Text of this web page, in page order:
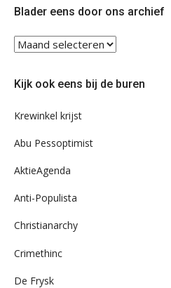
Blader eens door ons archief
Blader
eens
ons
Kijk ook eens bij de buren
Krewinkel krijst
Abu Pessoptimist
AktieAgenda
Anti-Populista
Christianarchy
Crimethinc
De Frysk